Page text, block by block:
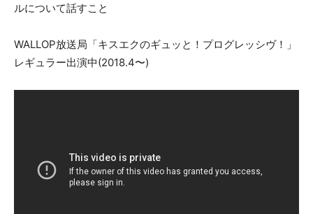
ルについて話すこと
WALLOP放送局「キスエクのギュッと！プログレッシヴ！」
レギュラー出演中(2018.4〜)